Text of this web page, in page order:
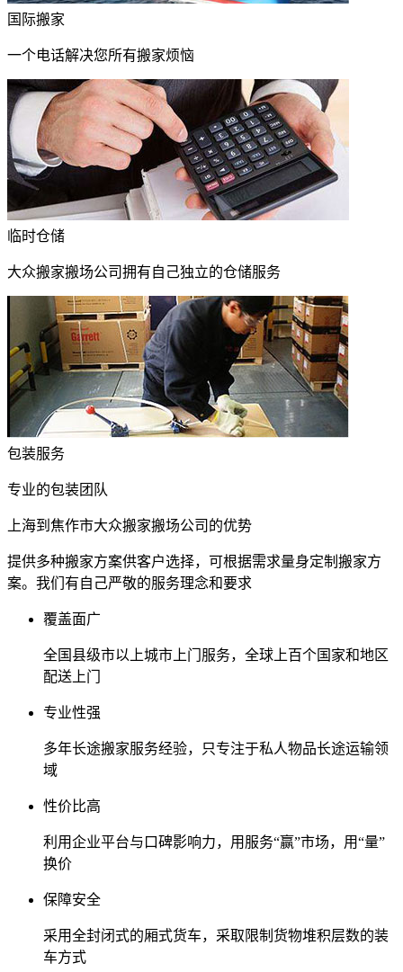
国际搬家
一个电话解决您所有搬家烦恼
临时仓储
大众搬家搬场公司拥有自己独立的仓储服务
包装服务
专业的包装团队
上海到焦作市大众搬家搬场公司的优势
提供多种搬家方案供客户选择，可根据需求量身定制搬家方
案。我们有自己严敬的服务理念和要求
覆盖面广
全国县级市以上城市上门服务，全球上百个国家和地区
配送上门
专业性强
多年长途搬家服务经验，只专注于私人物品长途运输领
域
性价比高
利用企业平台与口碑影响力，用服务“赢”市场，用“量”
换价
保障安全
采用全封闭式的厢式货车，采取限制货物堆积层数的装
车方式